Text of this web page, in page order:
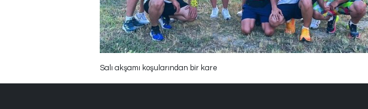
Salı akşamı koşularından bir kare